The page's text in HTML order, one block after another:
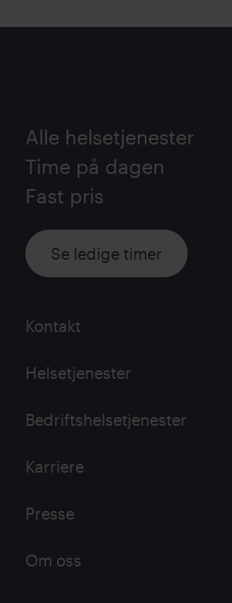
Alle helsetjenester
Time på dagen
Fast pris
Se ledige timer
Kontakt
Helsetjenester
Bedriftshelsetjenester
Karriere
Presse
Om oss